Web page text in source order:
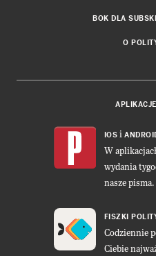
BOK DLA
O
IOS i
W
wydania
nasze pisma.
FISZKI
Codziennie
Ciebie